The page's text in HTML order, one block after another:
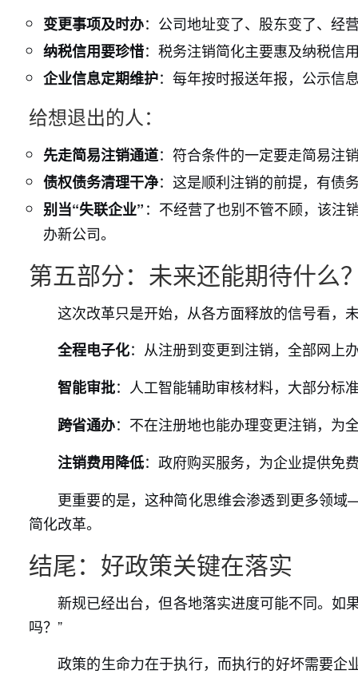
变更事项及时办：公司地址变了、股东变了、经
纳税信用要珍惜：税务注销简化主要惠及纳税信
企业信息定期维护：每年按时报送年报，公示信
给想退出的人：
先走简易注销通道：符合条件的一定要走简易注
债权债务清理干净：这是顺利注销的前提，有债
别当“失联企业”：不经营了也别不管不顾，该注
办新公司。
第五部分：未来还能期待什么
这次改革只是开始，从各方面释放的信号看，
全程电子化：从注册到变更到注销，全部网上
智能审批：人工智能辅助审核材料，大部分标
跨省通办：不在注册地也能办理变更注销，为
注销费用降低：政府购买服务，为企业提供免
更重要的是，这种简化思维会渗透到更多领
简化改革。
结尾：好政策关键在落实
新规已经出台，但各地落实进度可能不同。如
吗？”
政策的生命力在于执行，而执行的好坏需要